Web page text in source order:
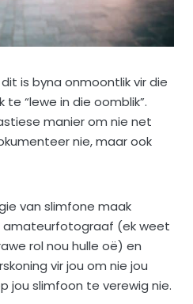
is byna onmoontlik vir die
te “lewe in die oomblik”.
manier om nie net
nie, maar ook
van slimfone maak
amateurfotograaf (ek weet
rol nou hulle oë) en
vir jou om nie jou
jou slimfoon te verewig nie.